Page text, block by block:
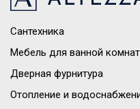
Сантехника
Мебель для ванной
Дверная фурнитура
Отопление и